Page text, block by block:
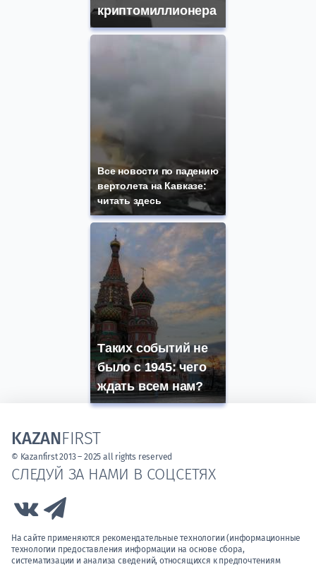
криптомиллионера
Все новости по падению
вертолета на Кавказе:
читать здесь
Таких событий не
было с 1945: чего
ждать всем нам?
СЛЕДУЙ ЗА НАМИ В СОЦСЕТЯХ
Link to Vk
На сайте применяются рекомендательные технологии (информационные
технологии предоставления информации на основе сбора,
систематизации и анализа сведений, относящихся к предпочтениям
KAZANFIRST
© Kazanfirst 2013 – 2025 all rights reserved